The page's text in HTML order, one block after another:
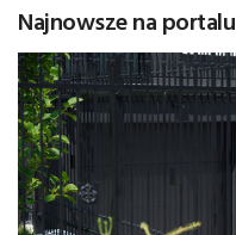
Najnowsze na portalu